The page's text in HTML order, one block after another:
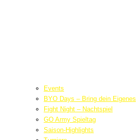
Events
BYO Days – Bring dein Eigenes
Fight Night – Nachtspiel
GO Army Spieltag
Saison-Highlights